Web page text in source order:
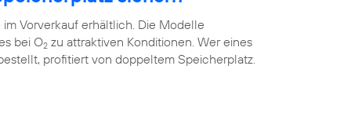
Vorverkauf erhältlich. Die Modelle
bei O2 zu attraktiven Konditionen. Wer eines
profitiert von doppeltem Speicherplatz.